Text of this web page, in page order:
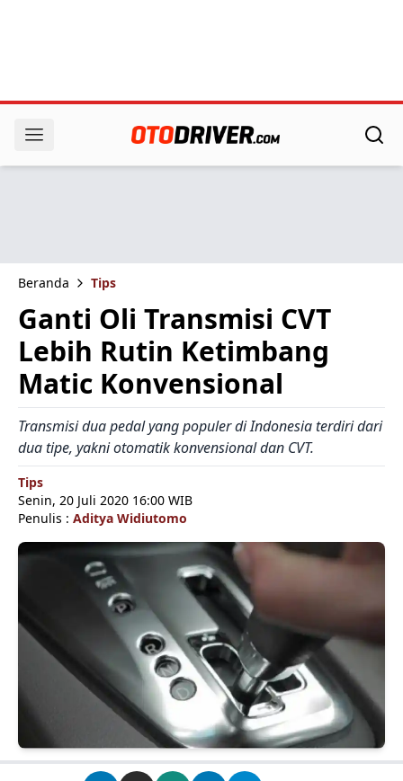
Beranda Tips
Ganti Oli Transmisi CVT
Lebih Rutin Ketimbang
Matic Konvensional
Transmisi dua pedal yang populer di Indonesia terdiri dari
dua tipe, yakni otomatik konvensional dan CVT.
Tips
Senin, 20 Juli 2020 16:00 WIB
Penulis : Aditya Widiutomo